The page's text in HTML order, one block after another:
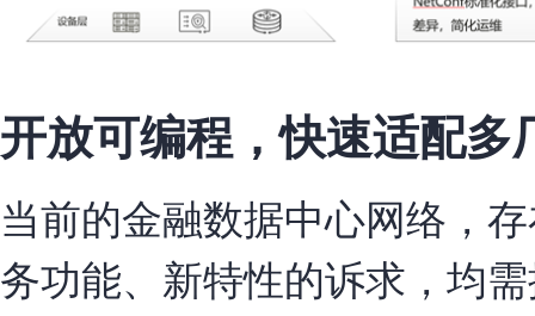
开放可编程，快速适配多
当前的金融数据中心网络，
务功能、新特性的诉求，均